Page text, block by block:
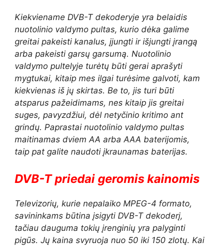
Kiekviename DVB-T dekoderyje yra belaidis
nuotolinio valdymo pultas, kurio dėka galime
greitai pakeisti kanalus, įjungti ir išjungti įrangą
arba pakeisti garsų garsumą. Nuotolinio
valdymo pultelyje turėtų būti gerai aprašyti
mygtukai, kitaip mes ilgai turėsime galvoti, kam
kiekvienas iš jų skirtas. Be to, jis turi būti
atsparus pažeidimams, nes kitaip jis greitai
suges, pavyzdžiui, dėl netyčinio kritimo ant
grindų. Paprastai nuotolinio valdymo pultas
maitinamas dviem AA arba AAA baterijomis,
taip pat galite naudoti įkraunamas baterijas.
DVB-T priedai geromis kainomis
Televizorių, kurie nepalaiko MPEG-4 formato,
savininkams būtina įsigyti DVB-T dekoderį,
tačiau dauguma tokių įrenginių yra palyginti
pigūs. Jų kaina svyruoja nuo 50 iki 150 zlotų. Kai